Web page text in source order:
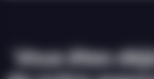
Vous êtes